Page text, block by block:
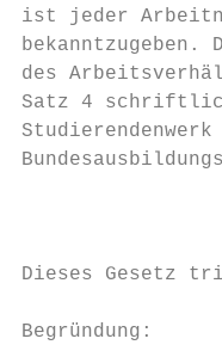
ist jeder
bekanntzugeben.
des
Satz 4 schriftlich
Dieses Gesetz
Begründung: